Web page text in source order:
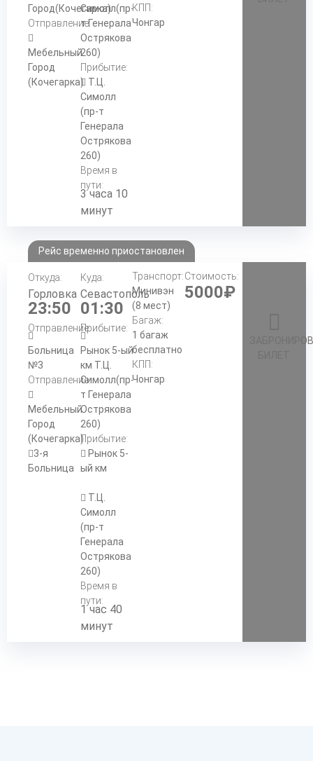
Город(Кочегарка)
Отправление:
Мебельный
Город
(Кочегарка)
Симолл(пр-
т Генерала
Острякова
260)
Прибытие:
Т.Ц.
Симолл
(пр-т
Генерала
Острякова
260)
Время в
пути:
3 часа 10
минут
КПП:
Чонгар
Рейс временно приостановлен
Откуда:
Горловка
23:50
Отправление:
Больница
№3
Отправление:
Мебельный
Город
(Кочегарка)
3-я
Больница
Куда:
Севастополь
01:30
Прибытие:
Рынок 5-ый
км Т.Ц.
Симолл(пр-
т Генерала
Острякова
260)
Прибытие:
Рынок 5-
ый км
Т.Ц.
Симолл
(пр-т
Генерала
Острякова
260)
Время в
пути:
1 час 40
минут
Транспорт:
Минивэн
(8 мест)
Багаж:
1 багаж
бесплатно
КПП:
Чонгар
Стоимость:
5000₽